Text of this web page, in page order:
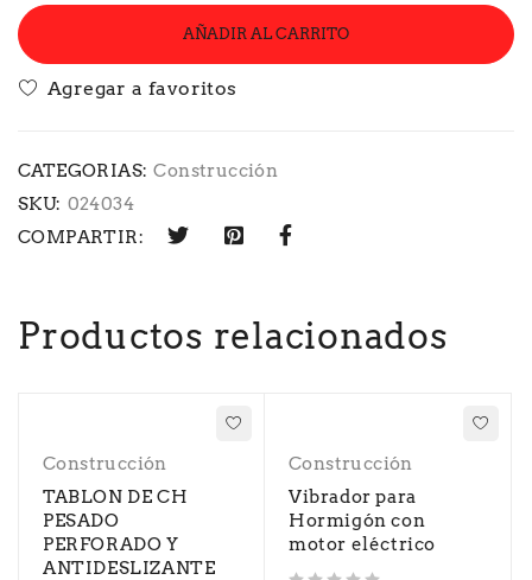
AÑADIR AL CARRITO
CATEGORIAS: Construcción
SKU: 024034
COMPARTIR:
Productos relacionados
Construcción
TABLON DE CH
PESADO
PERFORADO Y
ANTIDESLIZANTE
Construcción
Vibrador para
Hormigón con
motor eléctrico